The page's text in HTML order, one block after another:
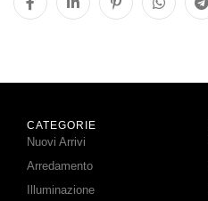
CATEGORIE
Nuovi Arrivi
Arredamento
Illuminazione